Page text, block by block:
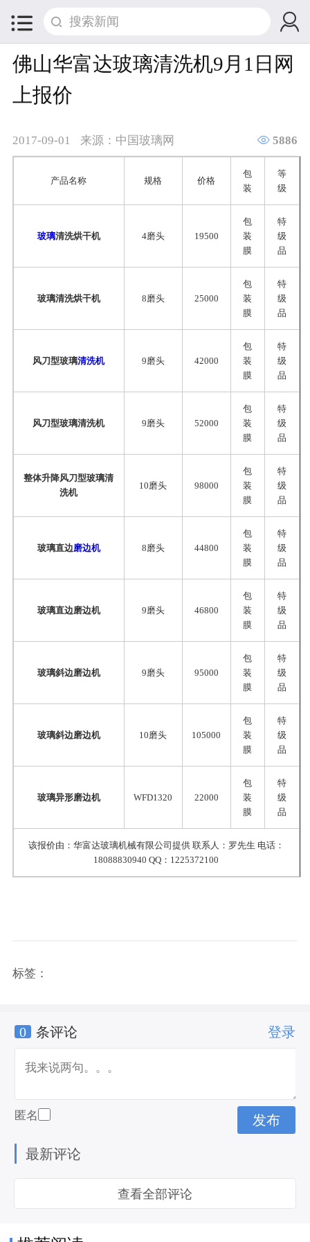
 
佛山华富达玻璃清洗机9月1日网
上报价
2017-09-01 来源：中国玻璃网  5886
产品名称 规格 价格
包
装
等
级
玻璃清洗烘干机 4磨头 19500
包
装
膜
特
级
品
玻璃清洗烘干机 8磨头 25000
包
装
膜
特
级
品
风刀型玻璃清洗机 9磨头 42000
包
装
膜
特
级
品
风刀型玻璃清洗机 9磨头 52000
包
装
膜
特
级
品
整体升降风刀型玻璃清
洗机
10磨头 98000
包
装
膜
特
级
品
玻璃直边磨边机 8磨头 44800
包
装
膜
特
级
品
玻璃直边磨边机 9磨头 46800
包
装
膜
特
级
品
玻璃斜边磨边机 9磨头 95000
包
装
膜
特
级
品
玻璃斜边磨边机 10磨头 105000
包
装
膜
特
级
品
玻璃异形磨边机 WFD1320 22000
包
装
膜
特
级
品
该报价由：华富达玻璃机械有限公司提供 联系人：罗先生 电话：
18088830940 QQ：1225372100
标签：
0 条评论 登录
匿名
最新评论
查看全部评论